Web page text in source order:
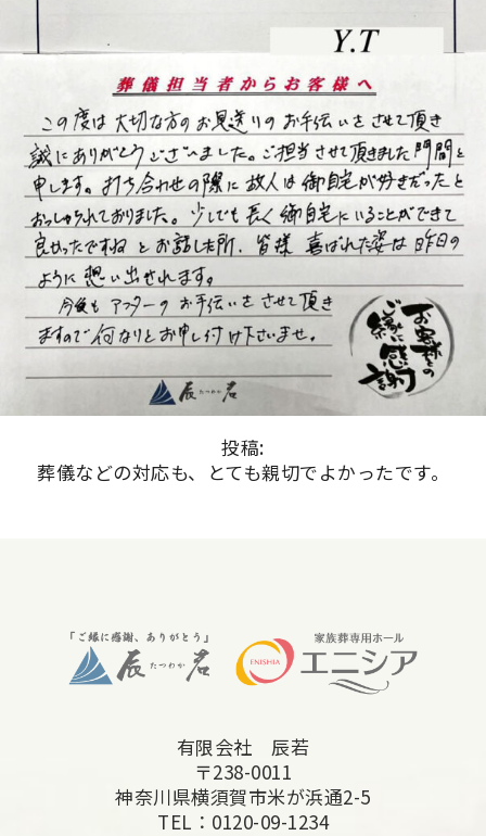
投稿:
葬儀などの対応も、とても親切でよかったです。
有限会社 辰若
〒238-0011
神奈川県横須賀市米が浜通2-5
TEL： 0120-09-1234